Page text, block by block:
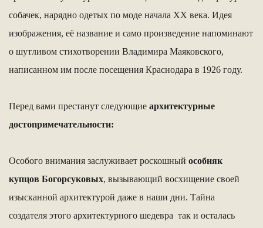
собачек, нарядно одетых по моде начала XX века. Идея
изображения, её название и само произведение напоминают
о шутливом стихотворении Владимира Маяковского,
написанном им после посещения Краснодара в 1926 году.
Перед вами престанут следующие архитектурные
достопримечательности:
Особого внимания заслуживает роскошный особняк
купцов Богорсуковых, вызывающий восхищение своей
изысканной архитектурой даже в наши дни. Тайна
создателя этого архитектурного шедевра так и осталась